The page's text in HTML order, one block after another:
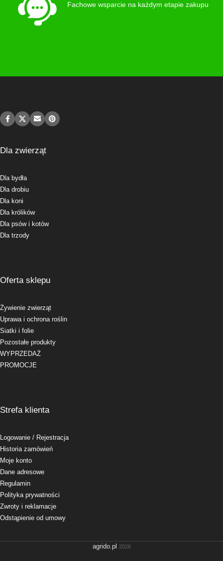
Fachowe wsparcie na każdym etapie zakupu
Dla zwierząt
Dla bydła
Dla drobiu
Dla koni
Dla królików
Dla psów i kotów
Dla trzody
Oferta sklepu
Żywienie zwierząt
Uprawa i ochrona roślin
Siatki i folie
Pozostałe produkty
WYPRZEDAŻ
PROMOCJE
Strefa klienta
Logowanie / Rejestracja
Historia zamówień
Moje konto
Dane adresowe
Regulamin
Polityka prywatności
Zwroty i reklamacje
Odstąpienie od umowy
agrido.pl 2026